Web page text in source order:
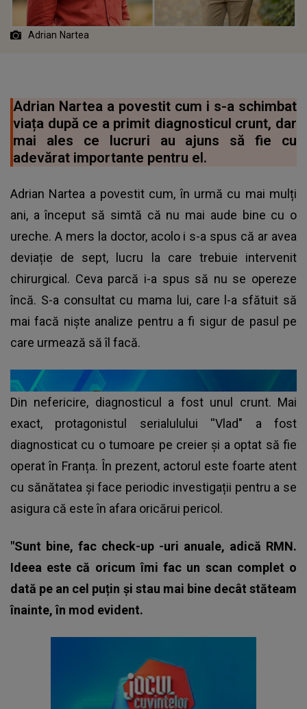
Adrian Nartea
Adrian Nartea a povestit cum i s-a schimbat
viața după ce a primit diagnosticul crunt, dar
mai ales ce lucruri au ajuns să fie cu
adevărat importante pentru el.
Adrian Nartea a povestit cum, în urmă cu mai mulți
ani, a început să simtă că nu mai aude bine cu o
ureche. A mers la doctor, acolo i s-a spus că ar avea
deviație de sept, lucru la care trebuie intervenit
chirurgical. Ceva parcă i-a spus să nu se opereze
încă. S-a consultat cu mama lui, care l-a sfătuit să
mai facă niște analize pentru a fi sigur de pasul pe
care urmează să îl facă.
Din nefericire, diagnosticul a fost unul crunt. Mai
exact, protagonistul serialulului ''Vlad" a fost
diagnosticat cu o tumoare pe creier și a optat să fie
operat în Franța. În prezent, actorul este foarte atent
cu sănătatea și face periodic investigații pentru a se
asigura că este în afara oricărui pericol.
"Sunt bine, fac check-up -uri anuale, adică RMN.
Ideea este că oricum îmi fac un scan complet o
dată pe an cel puțin și stau mai bine decât stăteam
înainte, în mod evident.